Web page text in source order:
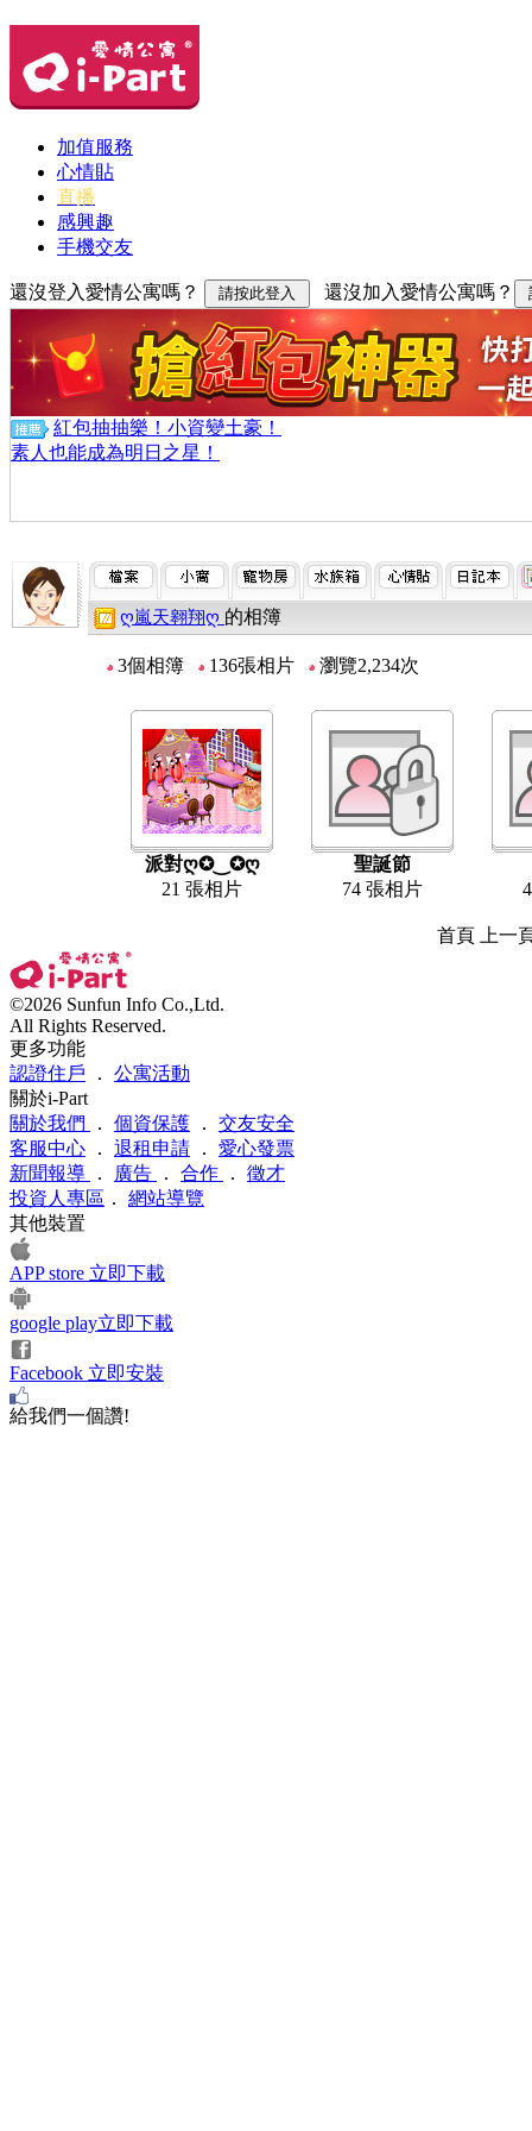
加值服務
心情貼
直播
感興趣
手機交友
還沒登入愛情公寓嗎？ 還沒加入愛情公寓嗎？
紅包抽抽樂！小資變土豪！
素人也能成為明日之星！
ღ嵐天翱翔ღ 的相簿
3個相簿 136張相片 瀏覽2,234次
派對ღ✪‿✪ღ
21 張相片
聖誕節
74 張相片
首頁 上一
©2026 Sunfun Info Co.,Ltd.
All Rights Reserved.
更多功能
認證住戶 ． 公寓活動
關於i-Part
關於我們
． 個資保護 ． 交友安全
客服中心 ． 退租申請 ． 愛心發票
新聞報導
． 廣告 ． 合作 ． 徵才
投資人專區 ． 網站導覽
其他裝置
APP store 立即下載
google play立即下載
Facebook 立即安裝
給我們一個讚!